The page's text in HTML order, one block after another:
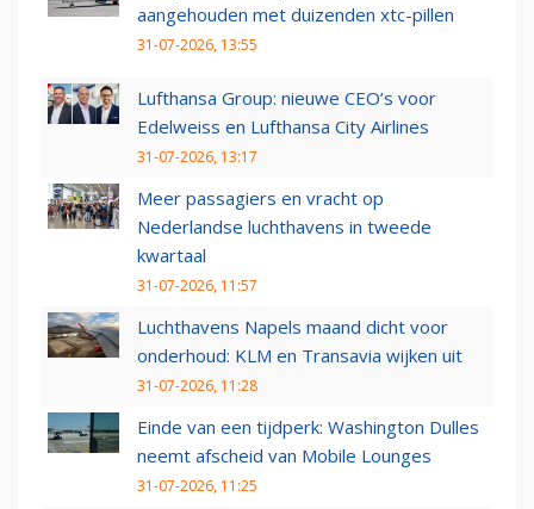
aangehouden met duizenden xtc-pillen
31-07-2026, 13:55
Lufthansa Group: nieuwe CEO’s voor
Edelweiss en Lufthansa City Airlines
31-07-2026, 13:17
Meer passagiers en vracht op
Nederlandse luchthavens in tweede
kwartaal
31-07-2026, 11:57
Luchthavens Napels maand dicht voor
onderhoud: KLM en Transavia wijken uit
31-07-2026, 11:28
Einde van een tijdperk: Washington Dulles
neemt afscheid van Mobile Lounges
31-07-2026, 11:25